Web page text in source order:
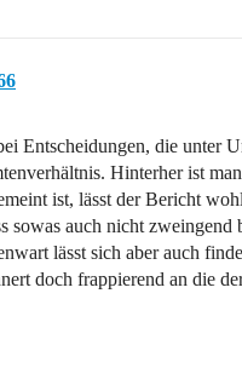
Entscheidungen, die unter
Hinterher ist
ist, lässt der Bericht
sowas auch nicht zweingend
lässt sich aber auch
doch frappierend an die